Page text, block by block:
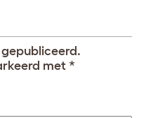
met *